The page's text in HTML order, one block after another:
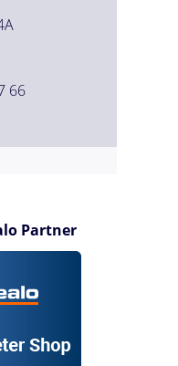
66
Partner